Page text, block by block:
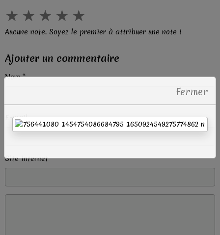
★ ★ ★ ★ ★
Aucune note. Soyez le premier à attribuer une note !
Ajouter un commentaire
Nom
E-mail
Site Internet
Fermer